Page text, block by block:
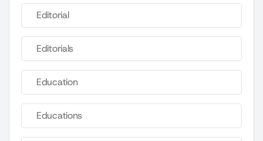
Editorial
Editorials
Education
Educations